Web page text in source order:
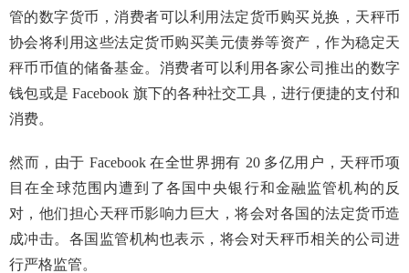
管的数字货币，消费者可以利用法定货币购买兑换，天秤币
协会将利用这些法定货币购买美元债券等资产，作为稳定天
秤币币值的储备基金。消费者可以利用各家公司推出的数字
钱包或是 Facebook 旗下的各种社交工具，进行便捷的支付和
消费。
然而，由于 Facebook 在全世界拥有 20 多亿用户，天秤币项
目在全球范围内遭到了各国中央银行和金融监管机构的反
对，他们担心天秤币影响力巨大，将会对各国的法定货币造
成冲击。各国监管机构也表示，将会对天秤币相关的公司进
行严格监管。